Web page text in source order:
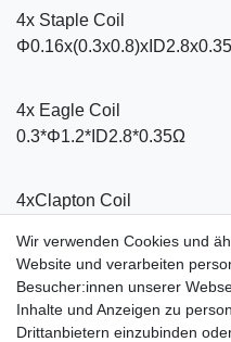
4x Staple Coil
4x Eagle Coil
0.3*Φ1.2*ID2.8*0.35Ω
4xClapton Coil
4x Fused Clapton Coil
Φ0.2*0.4*2*ID2.5*0.25Ω
Wir verwenden Cookies und
Website und verarbeiten
Besucher:innen unserer
Inhalte und Anzeigen zu
Drittanbietern einzubinden